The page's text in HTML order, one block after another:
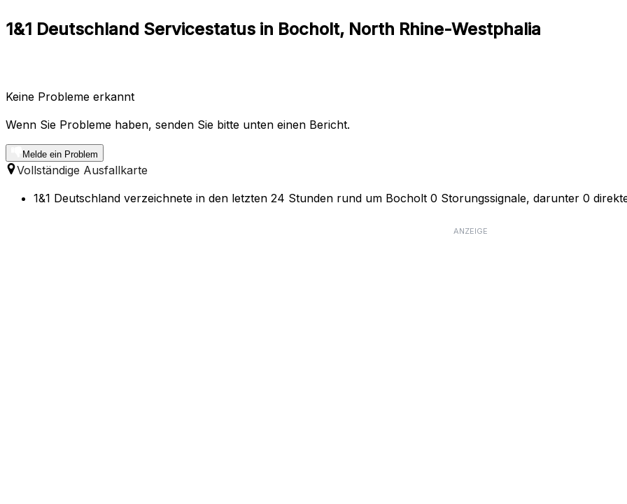
1&1 Deutschland Servicestatus in Bocholt, North Rhine-Westphalia
Keine Probleme erkannt
Wenn Sie Probleme haben, senden Sie bitte unten einen Bericht.
Melde ein Problem
Vollständige Ausfallkarte
1&1 Deutschland verzeichnete in den letzten 24 Stunden rund um Bocholt 0 Storungssignale, darunter 0
ANZEIGE